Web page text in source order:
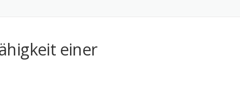
einer